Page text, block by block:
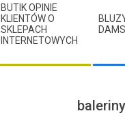
BUTIK OPINIE
KLIENTÓW O
SKLEPACH
INTERNETOWYCH